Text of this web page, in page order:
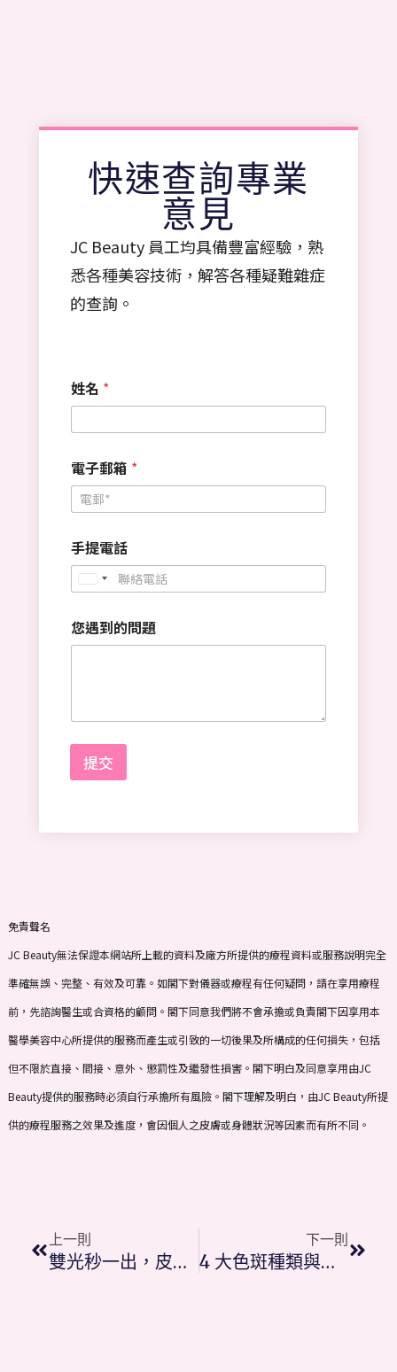
快速查詢專業
意見
JC Beauty 員工均具備豐富經驗，熟
悉各種美容技術，解答各種疑難雜症
的查詢。
姓名 *
電子郵箱 *
手提電話
i
t
S
t
a
t
s
您遇到的問題
提交
免責聲名
JC Beauty無法保證本網站所上載的資料及廠方所提供的療程資料或服務說明完全
準確無誤、完整、有效及可靠。如閣下對儀器或療程有任何疑問，請在享用療程
前，先諮詢醫生或合資格的顧問。閣下同意我們將不會承擔或負責閣下因享用本
醫學美容中心所提供的服務而產生或引致的一切後果及所構成的任何損失，包括
但不限於直接、間接、意外、懲罰性及繼發性損害。閣下明白及同意享用由JC
Beauty提供的服務時必須自行承擔所有風險。閣下理解及明白，由JC Beauty所提
供的療程服務之效果及進度，會因個人之皮膚或身體狀況等因素而有所不同。
上一則
雙光秒一出，皮秒、激光速速逃!
下一則
4 大色斑種類與成因：去色斑的解決方法 – JC Beauty